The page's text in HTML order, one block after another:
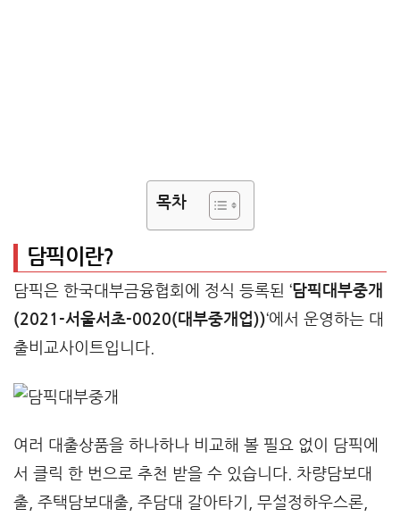
목차
담픽이란?
담픽은 한국대부금융협회에 정식 등록된 ‘담픽대부중개
(2021-서울서초-0020(대부중개업))‘에서 운영하는 대
출비교사이트입니다.
여러 대출상품을 하나하나 비교해 볼 필요 없이 담픽에
서 클릭 한 번으로 추천 받을 수 있습니다. 차량담보대
출, 주택담보대출, 주담대 갈아타기, 무설정하우스론,